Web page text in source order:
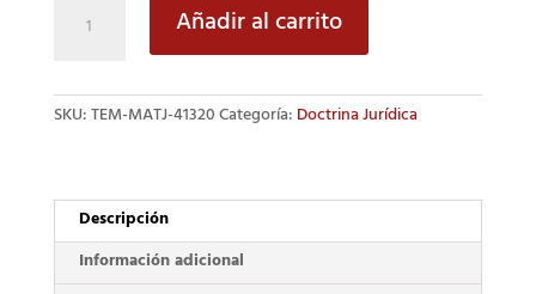
Procesal
Administrativo
cantidad
Añadir al carrito
SKU:TEM-MATJ-41320Categoría:Doctrina Jurídica
Descripción
Información adicional